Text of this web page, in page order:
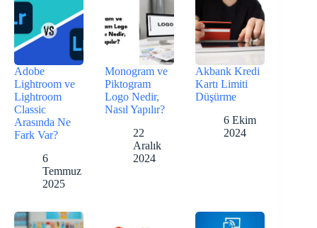
Adobe
Lightroom ve
Lightroom
Classic
Arasında Ne
Fark Var?
6
Temmuz
2025
Monogram ve
Piktogram
Logo Nedir,
Nasıl Yapılır?
22
Aralık
2024
Akbank Kredi
Kartı Limiti
Düşürme
6 Ekim
2024